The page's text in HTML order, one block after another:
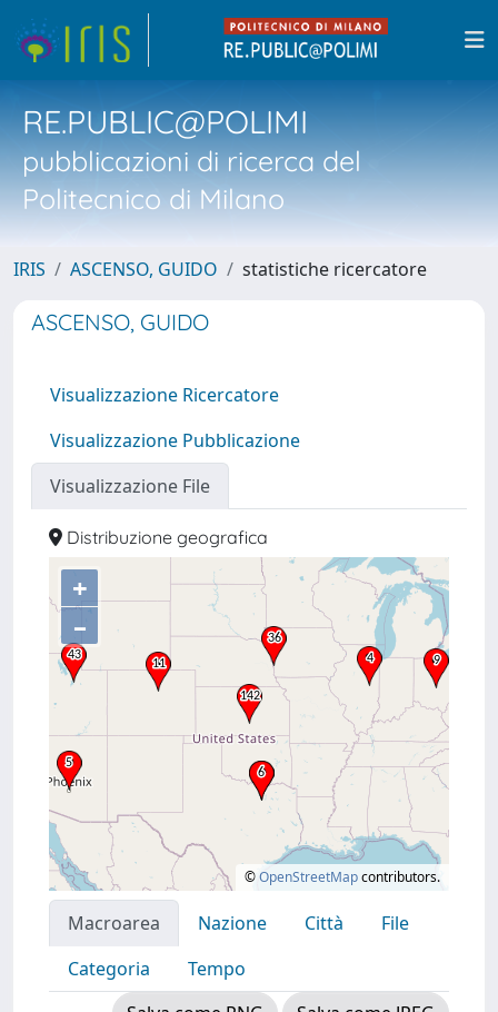
RE.PUBLIC@POLIMI
pubblicazioni di ricerca del
Politecnico di Milano
IRIS ASCENSO, GUIDO statistiche ricercatore
ASCENSO, GUIDO
Visualizzazione Ricercatore
Visualizzazione Pubblicazione
Visualizzazione File
Distribuzione geografica
+
–
©OpenStreetMapcontributors.
Macroarea Nazione Città
File
Categoria
Tempo